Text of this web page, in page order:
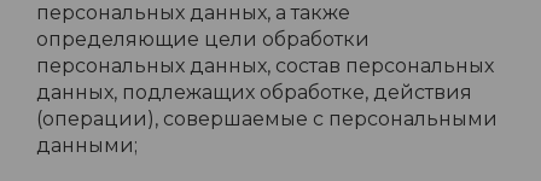
персональных данных, а также
определяющие цели обработки
персональных данных, состав персональных
данных, подлежащих обработке, действия
(операции), совершаемые с персональными
данными;